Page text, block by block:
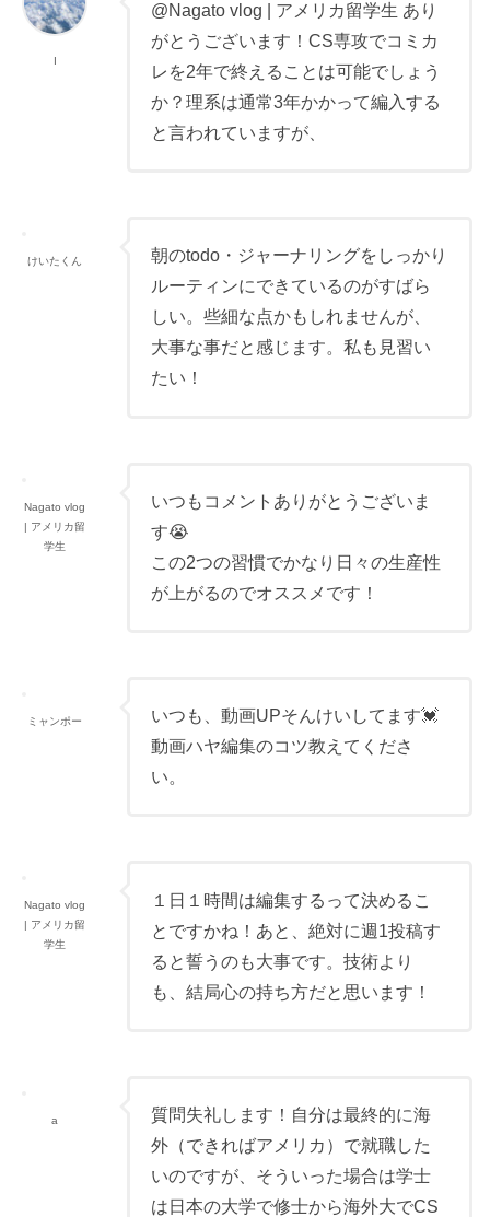
I
@Nagato vlog | アメリカ留学生 あり
がとうございます！CS専攻でコミカ
レを2年で終えることは可能でしょう
か？理系は通常3年かかって編入する
と言われていますが、
けいたくん
朝のtodo・ジャーナリングをしっかり
ルーティンにできているのがすばら
しい。些細な点かもしれませんが、
大事な事だと感じます。私も見習い
たい！
Nagato vlog
| アメリカ留
学生
いつもコメントありがとうございま
す😭
この2つの習慣でかなり日々の生産性
が上がるのでオススメです！
ミャンポー
いつも、動画UPそんけいしてます💓
動画ハヤ編集のコツ教えてくださ
い。
Nagato vlog
| アメリカ留
学生
１日１時間は編集するって決めるこ
とですかね！あと、絶対に週1投稿す
ると誓うのも大事です。技術より
も、結局心の持ち方だと思います！
a
質問失礼します！自分は最終的に海
外（できればアメリカ）で就職した
いのですが、そういった場合は学士
は日本の大学で修士から海外大でCS